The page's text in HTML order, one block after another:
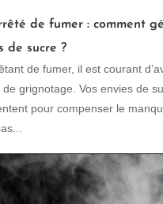
de fumer : comment
de sucre ?
de fumer, il est courant
de grignotage. Vos envies de
pour compenser le